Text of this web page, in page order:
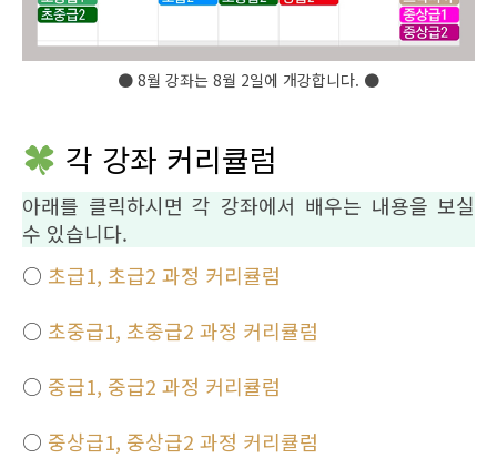
● 8월 강좌는 8월 2일에 개강합니다. ●
각 강좌 커리큘럼
아래를 클릭하시면 각 강좌에서 배우는 내용을 보실
수 있습니다.
○ 초급1, 초급2 과정 커리큘럼
○ 초중급1, 초중급2 과정 커리큘럼
○ 중급1, 중급2 과정 커리큘럼
○ 중상급1, 중상급2 과정 커리큘럼